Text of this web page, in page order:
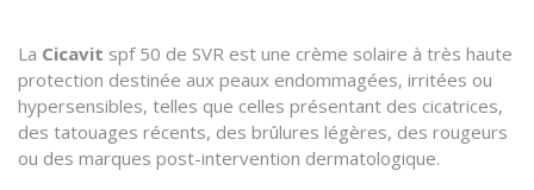
La Cicavit spf 50 de SVR est une crème solaire à très haute
protection destinée aux peaux endommagées, irritées ou
hypersensibles, telles que celles présentant des cicatrices,
des tatouages récents, des brûlures légères, des rougeurs
ou des marques post-intervention dermatologique.